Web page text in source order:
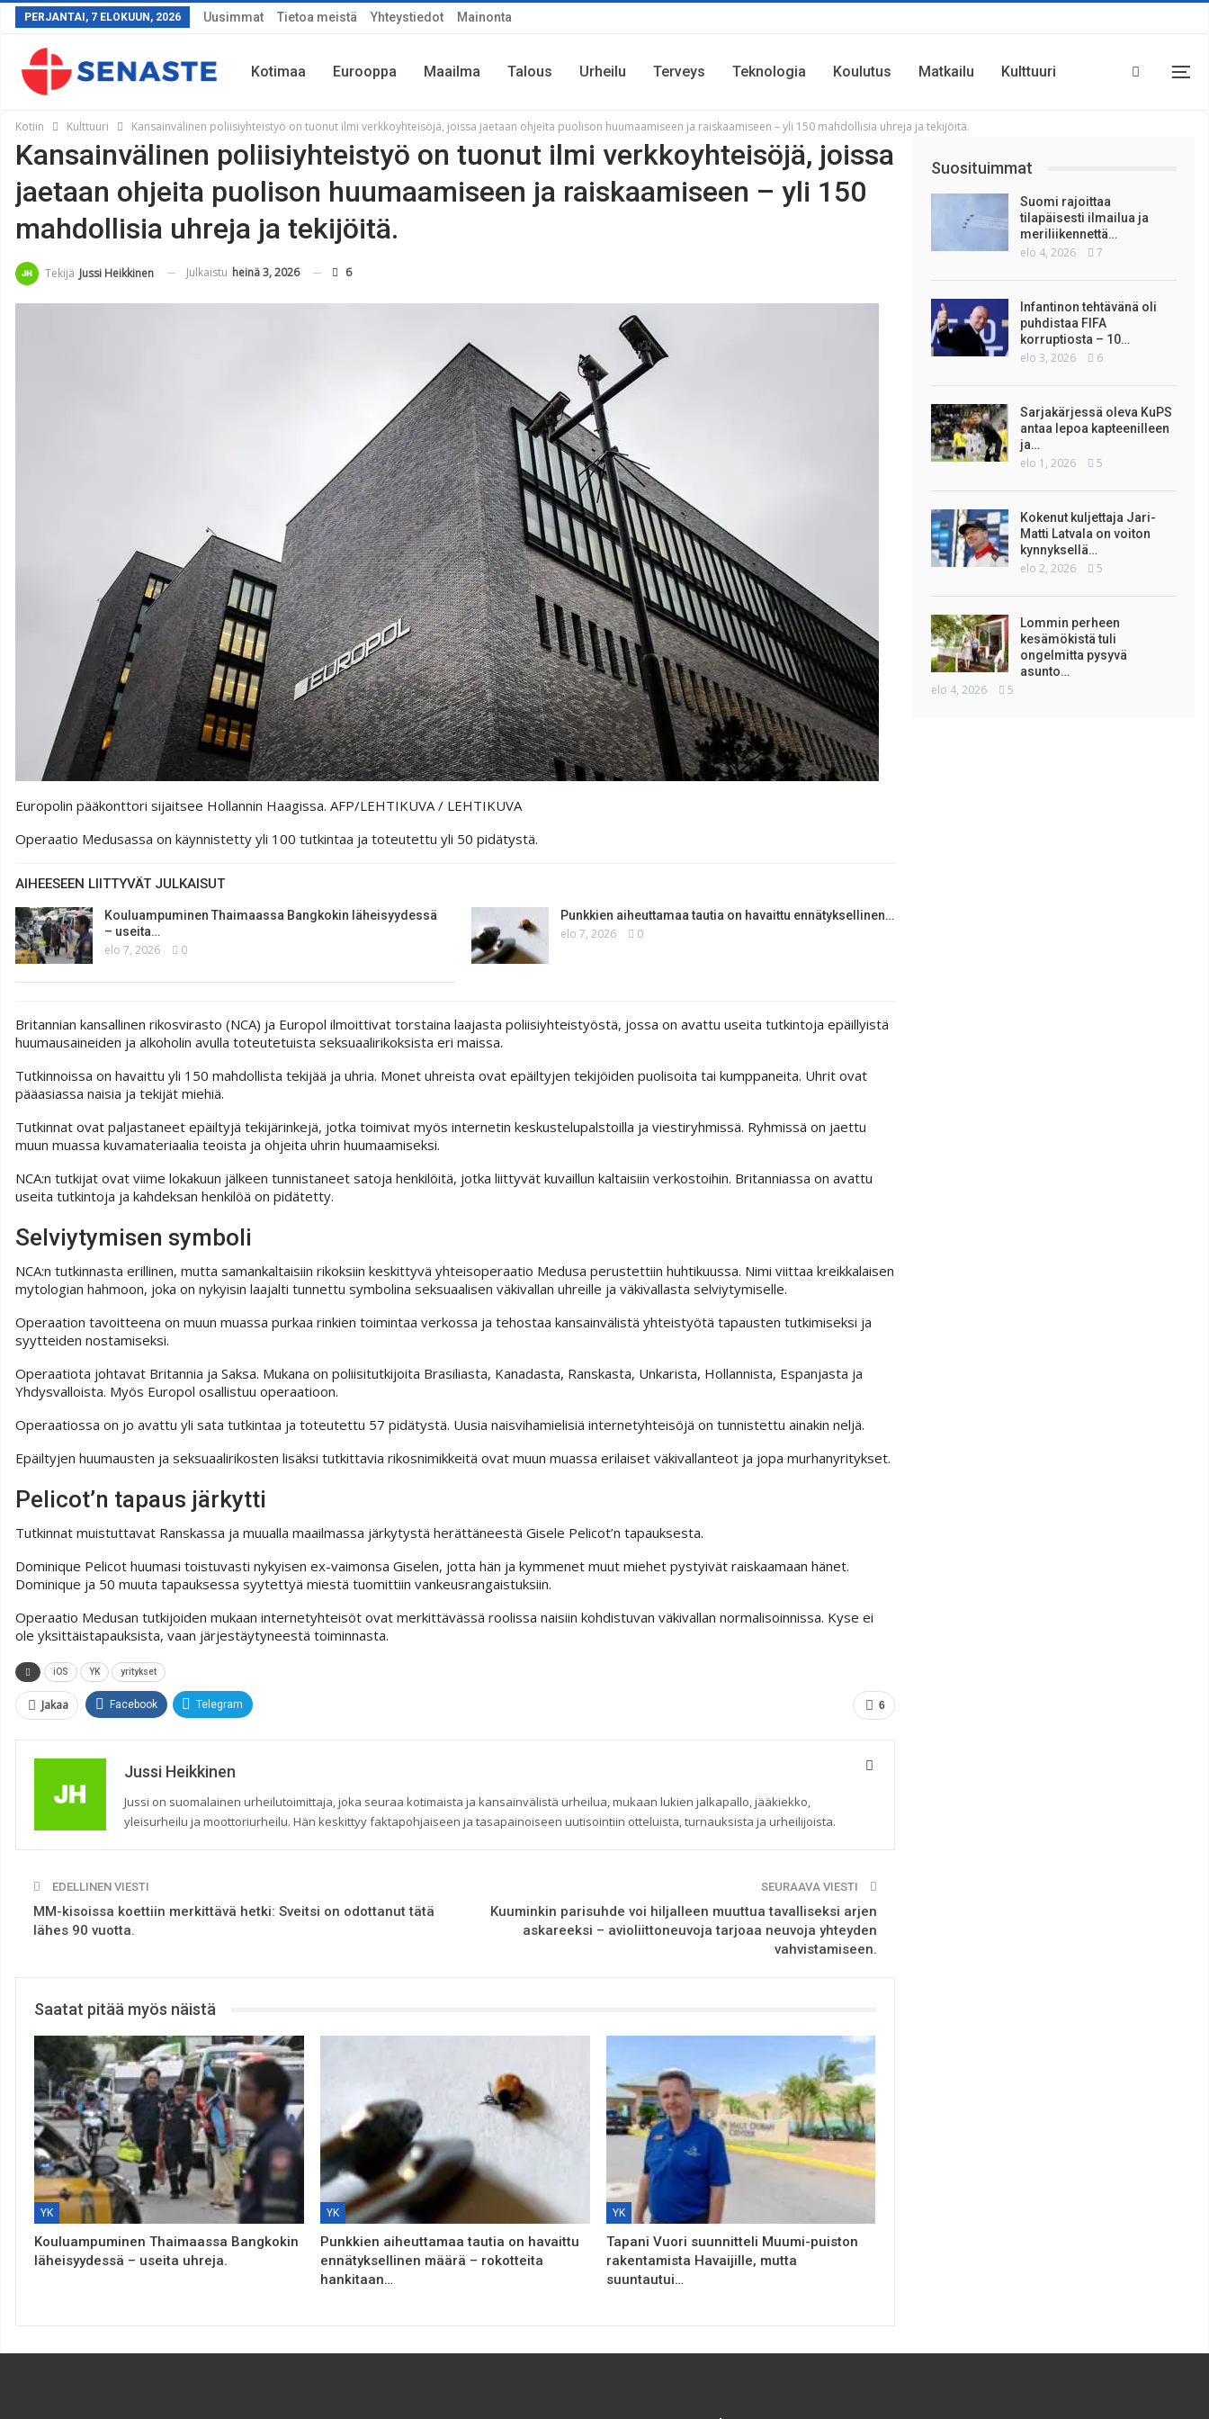
PERJANTAI, 7 ELOKUUN, 2026 Uusimmat Tietoa meistä Yhteystiedot Mainonta
Kotimaa Eurooppa Maailma Talous Urheilu Terveys Teknologia Koulutus Matkailu Kulttuuri
Sää
Kotiin Kulttuuri Kansainvälinen poliisiyhteistyö on tuonut ilmi verkkoyhteisöjä, joissa jaetaan ohjeita puolison huumaamiseen ja raiskaamiseen – yli 150 mahdollisia uhreja ja tekijöitä.
Kansainvälinen poliisiyhteistyö on tuonut ilmi verkkoyhteisöjä, joissa
jaetaan ohjeita puolison huumaamiseen ja raiskaamiseen – yli 150
mahdollisia uhreja ja tekijöitä.
Tekijä Jussi Heikkinen Julkaistu heinä 3, 2026 6
Europolin pääkonttori sijaitsee Hollannin Haagissa. AFP/LEHTIKUVA / LEHTIKUVA
Operaatio Medusassa on käynnistetty yli 100 tutkintaa ja toteutettu yli 50 pidätystä.
AIHEESEEN LIITTYVÄT JULKAISUT
Kouluampuminen Thaimaassa Bangkokin läheisyydessä
– useita…
elo 7, 2026 0
Punkkien aiheuttamaa tautia on havaittu ennätyksellinen…
elo 7, 2026 0
Britannian kansallinen rikosvirasto (NCA) ja Europol ilmoittivat torstaina laajasta poliisiyhteistyöstä, jossa on avattu useita tutkintoja epäillyistä
huumausaineiden ja alkoholin avulla toteutetuista seksuaalirikoksista eri maissa.
Tutkinnoissa on havaittu yli 150 mahdollista tekijää ja uhria. Monet uhreista ovat epäiltyjen tekijöiden puolisoita tai kumppaneita. Uhrit ovat
pääasiassa naisia ja tekijät miehiä.
Tutkinnat ovat paljastaneet epäiltyjä tekijärinkejä, jotka toimivat myös internetin keskustelupalstoilla ja viestiryhmissä. Ryhmissä on jaettu
muun muassa kuvamateriaalia teoista ja ohjeita uhrin huumaamiseksi.
NCA:n tutkijat ovat viime lokakuun jälkeen tunnistaneet satoja henkilöitä, jotka liittyvät kuvaillun kaltaisiin verkostoihin. Britanniassa on avattu
useita tutkintoja ja kahdeksan henkilöä on pidätetty.
Selviytymisen symboli
NCA:n tutkinnasta erillinen, mutta samankaltaisiin rikoksiin keskittyvä yhteisoperaatio Medusa perustettiin huhtikuussa. Nimi viittaa kreikkalaisen
mytologian hahmoon, joka on nykyisin laajalti tunnettu symbolina seksuaalisen väkivallan uhreille ja väkivallasta selviytymiselle.
Operaation tavoitteena on muun muassa purkaa rinkien toimintaa verkossa ja tehostaa kansainvälistä yhteistyötä tapausten tutkimiseksi ja
syytteiden nostamiseksi.
Operaatiota johtavat Britannia ja Saksa. Mukana on poliisitutkijoita Brasiliasta, Kanadasta, Ranskasta, Unkarista, Hollannista, Espanjasta ja
Yhdysvalloista. Myös Europol osallistuu operaatioon.
Operaatiossa on jo avattu yli sata tutkintaa ja toteutettu 57 pidätystä. Uusia naisvihamielisiä internetyhteisöjä on tunnistettu ainakin neljä.
Epäiltyjen huumausten ja seksuaalirikosten lisäksi tutkittavia rikosnimikkeitä ovat muun muassa erilaiset väkivallanteot ja jopa murhanyritykset.
Pelicot’n tapaus järkytti
Tutkinnat muistuttavat Ranskassa ja muualla maailmassa järkytystä herättäneestä Gisele Pelicot’n tapauksesta.
Dominique Pelicot huumasi toistuvasti nykyisen ex-vaimonsa Giselen, jotta hän ja kymmenet muut miehet pystyivät raiskaamaan hänet.
Dominique ja 50 muuta tapauksessa syytettyä miestä tuomittiin vankeusrangaistuksiin.
Operaatio Medusan tutkijoiden mukaan internetyhteisöt ovat merkittävässä roolissa naisiin kohdistuvan väkivallan normalisoinnissa. Kyse ei
ole yksittäistapauksista, vaan järjestäytyneestä toiminnasta.
iOS YK yritykset
6
Jakaa Facebook Telegram
Jussi Heikkinen
Jussi on suomalainen urheilutoimittaja, joka seuraa kotimaista ja kansainvälistä urheilua, mukaan lukien jalkapallo, jääkiekko,
yleisurheilu ja moottoriurheilu. Hän keskittyy faktapohjaiseen ja tasapainoiseen uutisointiin otteluista, turnauksista ja urheilijoista.
EDELLINEN VIESTI
MM-kisoissa koettiin merkittävä hetki: Sveitsi on odottanut tätä
lähes 90 vuotta.
SEURAAVA VIESTI
Kuuminkin parisuhde voi hiljalleen muuttua tavalliseksi arjen
askareeksi – avioliittoneuvoja tarjoaa neuvoja yhteyden
vahvistamiseen.
Saatat pitää myös näistä
YK
Kouluampuminen Thaimaassa Bangkokin
läheisyydessä – useita uhreja.
YK
Punkkien aiheuttamaa tautia on havaittu
ennätyksellinen määrä – rokotteita
hankitaan…
YK
Tapani Vuori suunnitteli Muumi-puiston
rakentamista Havaijille, mutta
suuntautui…
Suosituimmat
Suomi rajoittaa
tilapäisesti ilmailua ja
meriliikennettä…
elo 4, 2026 7
Infantinon tehtävänä oli
puhdistaa FIFA
korruptiosta – 10…
elo 3, 2026 6
Sarjakärjessä oleva KuPS
antaa lepoa kapteenilleen
ja…
elo 1, 2026 5
Kokenut kuljettaja Jari-
Matti Latvala on voiton
kynnyksellä…
elo 2, 2026 5
Lommin perheen
kesämökistä tuli
ongelmitta pysyvä
asunto…
elo 4, 2026 5